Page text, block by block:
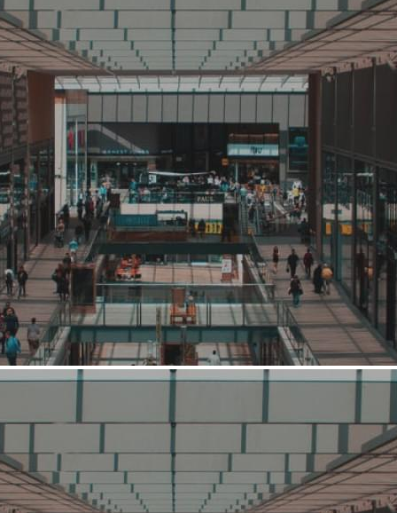
Новое предложение
Пикассо
Связаться с рителейром
Заказать прозвон ритейлера
Сеть рассматривает предложения аренды на любом этаже,